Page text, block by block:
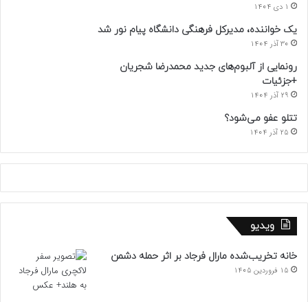
1 دی 1404
یک خواننده، مدیرکل فرهنگی دانشگاه پیام نور شد
30 آذر 1404
رونمایی از آلبوم‌های جدید محمدرضا شجریان
+جزئیات
29 آذر 1404
تتلو عفو می‌شود؟
25 آذر 1404
ویدیو
خانه تخریب‌شده مارال فرجاد بر اثر حمله دشمن
15 فروردین 1405